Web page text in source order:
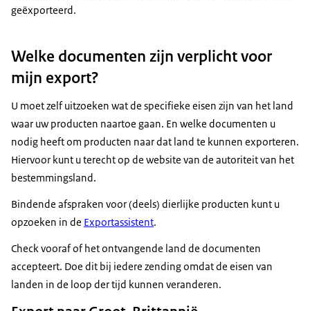
geëxporteerd.
Welke documenten zijn verplicht voor
mijn export?
U moet zelf uitzoeken wat de specifieke eisen zijn van het land
waar uw producten naartoe gaan. En welke documenten u
nodig heeft om producten naar dat land te kunnen exporteren.
Hiervoor kunt u terecht op de website van de autoriteit van het
bestemmingsland.
Bindende afspraken voor (deels) dierlijke producten kunt u
opzoeken in de Exportassistent.
Check vooraf of het ontvangende land de documenten
accepteert. Doe dit bij iedere zending omdat de eisen van
landen in de loop der tijd kunnen veranderen.